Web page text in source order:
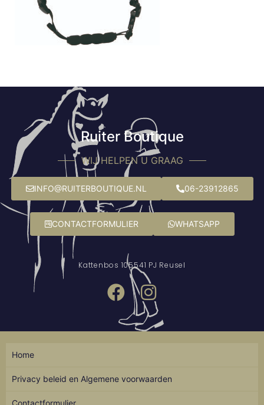
Ruiter Boutique
WIJ HELPEN U GRAAG
INFO@RUITERBOUTIQUE.NL 06-23912865
CONTACTFORMULIER WHATSAPP
Kattenbos 105541 PJ Reusel
Home
Privacy beleid en Algemene voorwaarden
Contactformulier